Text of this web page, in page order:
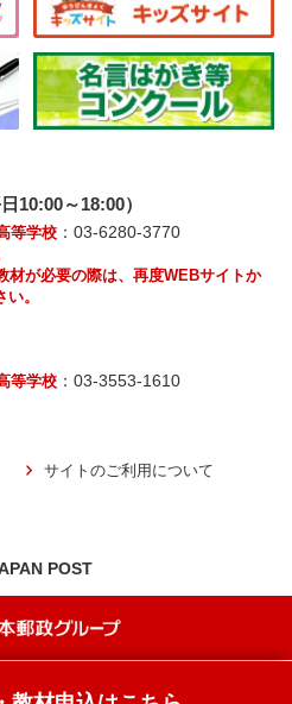
10:00～18:00）
等学校 ：03-6280-3770
が必要の際は、再度WEBサイトか
。
等学校 ：03-3553-1610
サイトのご利用について
POST